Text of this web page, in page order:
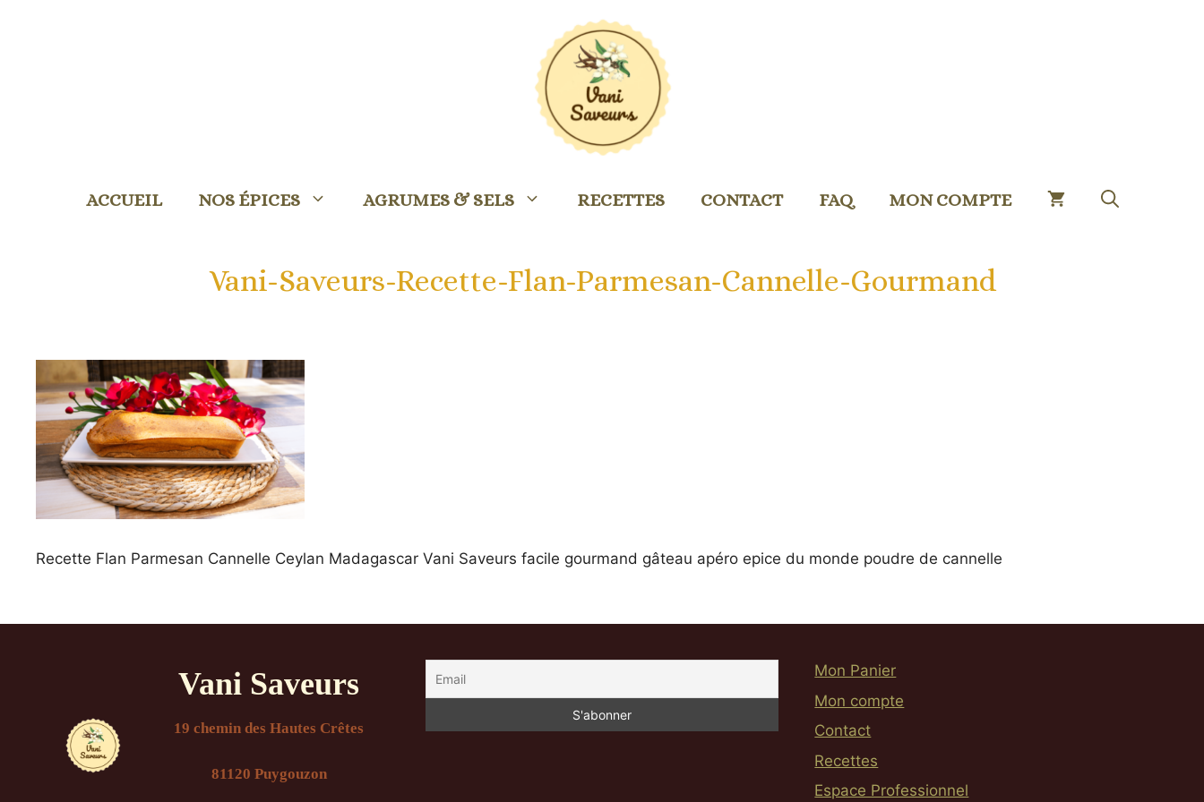
ACCUEIL NOS ÉPICES AGRUMES & SELS RECETTES CONTACT FAQ MON COMPTE
Vani-Saveurs-Recette-Flan-Parmesan-Cannelle-Gourmand
Recette Flan Parmesan Cannelle Ceylan Madagascar Vani Saveurs facile gourmand gâteau apéro epice du monde poudre de cannelle
Vani Saveurs
19 chemin des Hautes Crêtes
81120 Puygouzon
Mon Panier
Mon compte
Contact
Recettes
Espace Professionnel